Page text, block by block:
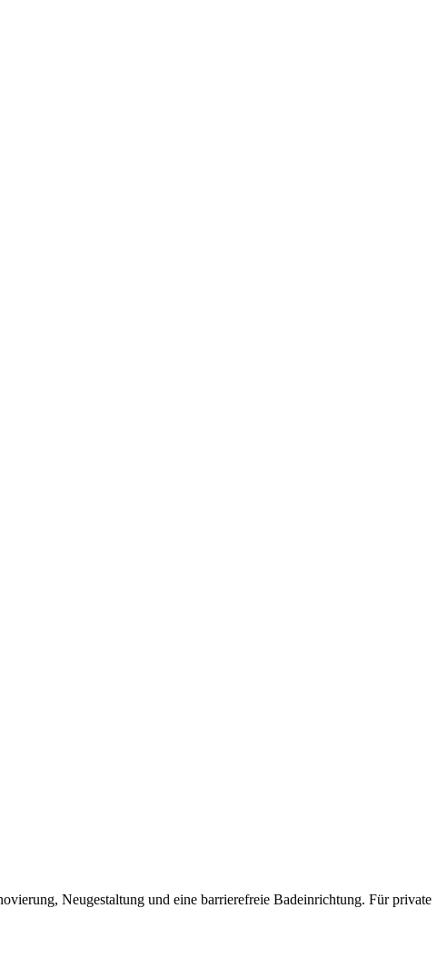
Neugestaltung und eine barrierefreie Badeinrichtung. Für private